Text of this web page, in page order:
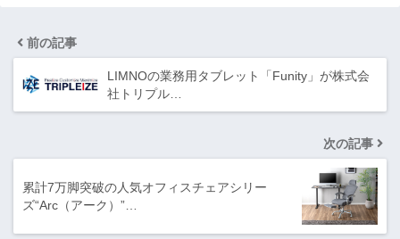
前の記事
LIMNOの業務用タブレット「Funity」が株式会
社トリプル…
次の記事
累計7万脚突破の人気オフィスチェアシリー
ズ“Arc（アーク）”…